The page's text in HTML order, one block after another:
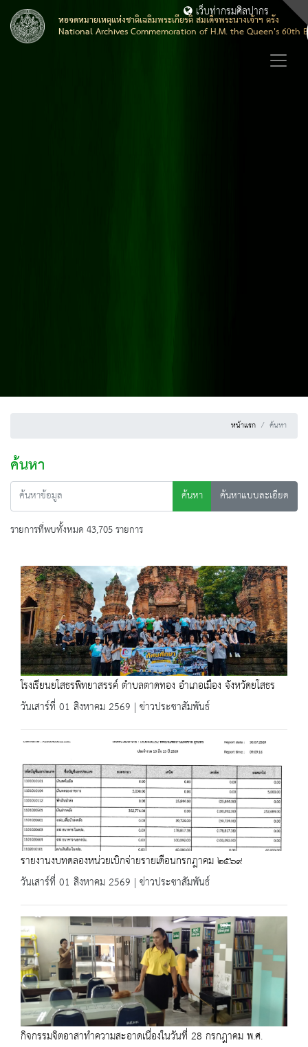
หอจดหมายเหตุแห่งชาติเฉลิมพระเกียรติ สมเด็จพระนางเจ้าฯ ตรัง
National Archives Commemoration of H.M. the Queen's 60th
เว็บท่ากรมศิลปากร
หน้าแรก ค้นหา
ค้นหา
ค้นหา
ค้นหาแบบละเอียด
รายการที่พบทั้งหมด 43,705 รายการ
โรงเรียนยโสธรพิทยาสรรค์ ตำบลตาดทอง อำเภอเมือง จังหวัดยโสธร
วันเสาร์ที่ 01 สิงหาคม 2569 | ข่าวประชาสัมพันธ์
รายงานงบทดลองหน่วยเบิกจ่ายรายเดือนกรกฎาคม ๒๕๖๙
วันเสาร์ที่ 01 สิงหาคม 2569 | ข่าวประชาสัมพันธ์
กิจกรรมจิตอาสาทำความสะอาดเนื่องในวันที่ 28 กรกฎาคม พ.ศ.